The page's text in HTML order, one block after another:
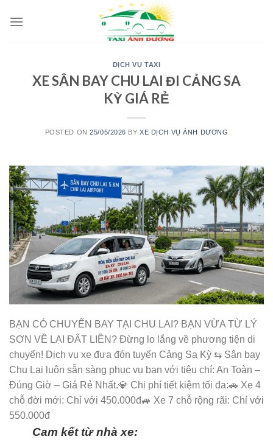
DỊCH VỤ TAXI
XE SÂN BAY CHU LAI ĐI CẢNG SA
KỲ GIÁ RẺ
POSTED ON25/05/2026 BYXE DỊCH VỤ ÁNH DƯƠNG
BẠN CÓ CHUYẾN BAY TẠI CHU LAI? BẠN VỪA TỪ LÝ
SƠN VỀ LẠI ĐẤT LIỀN? Đừng lo lắng về phương tiện di
chuyển! Dịch vụ xe đưa đón tuyến Cảng Sa Kỳ ⇆ Sân bay
Chu Lai luôn sẵn sàng phục vụ bạn với tiêu chí: An Toàn –
Đúng Giờ – Giá Rẻ Nhất. ​💎 Chi phí tiết kiệm tối đa: ​🚗 Xe 4
chỗ đời mới: Chỉ với 450.000đ ​🚙 Xe 7 chỗ rộng rãi: Chỉ với
550.000đ
Cam kết từ nhà xe: